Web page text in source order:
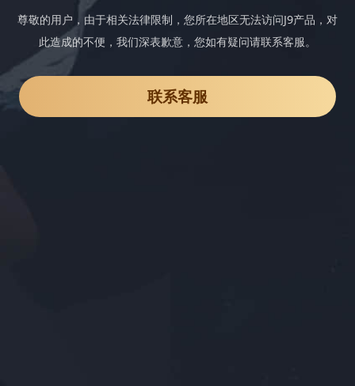
尊敬的用户，由于相关法律限制，您所在地区无法访问J9产品，对
此造成的不便，我们深表歉意，您如有疑问请联系客服。
联系客服